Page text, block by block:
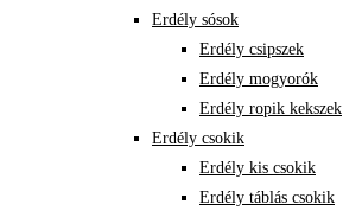
Erdély sósok
Erdély csipszek
Erdély mogyorók
Erdély ropik kekszek
Erdély csokik
Erdély kis csokik
Erdély táblás csokik